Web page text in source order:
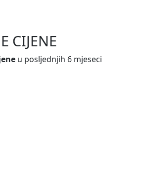
CIJENE
u posljednjih 6 mjeseci